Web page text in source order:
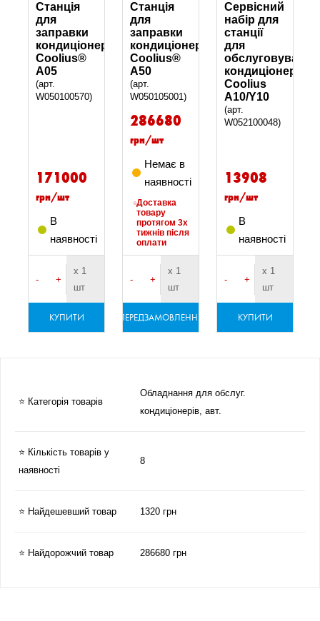
Станція
для
заправки
кондиціонерів
Coolius®
A05
(арт.
W050100570)
171000
грн/шт
В
наявності
- +
х 1
шт
КУПИТИ
Станція
для
заправки
кондиціонерів
Coolius®
А50
(арт.
W050105001)
286680
грн/шт
Немає в
наявності
Доставка
товару
протягом 3х
тижнів після
оплати
- +
х 1
шт
ПЕРЕДЗАМОВЛЕННЯ
Сервісний
набір для
станції
для
обслуговування
кондиціонерів
Coolius
А10/Y10
(арт.
W052100048)
13908
грн/шт
В
наявності
- +
х 1
шт
КУПИТИ
⭐ Категорія товарів
Обладнання для обслуг.
кондиціонерів, авт.
⭐ Кількість товарів у
наявності
8
⭐ Найдешевший товар 1320 грн
⭐ Найдорожчий товар 286680 грн